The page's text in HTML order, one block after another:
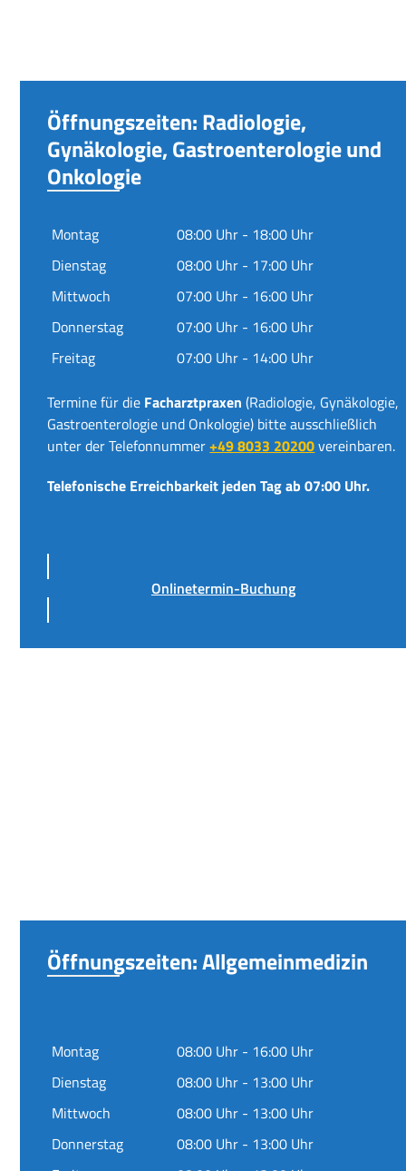
Öffnungszeiten: Radiologie,
Gynäkologie, Gastroenterologie und
Onkologie
Montag
08:00 Uhr - 18:00 Uhr
Dienstag
08:00 Uhr - 17:00 Uhr
Mittwoch
07:00 Uhr - 16:00 Uhr
Donnerstag
07:00 Uhr - 16:00 Uhr
Freitag
07:00 Uhr - 14:00 Uhr
Termine für die Facharztpraxen (Radiologie, Gynäkologie,
Gastroenterologie und Onkologie) bitte ausschließlich
unter der Telefonnummer+49 8033 20200vereinbaren.
Telefonische Erreichbarkeit jeden Tag ab 07:00 Uhr.
Onlinetermin-Buchung
Öffnungszeiten: Allgemeinmedizin
Montag
08:00 Uhr - 16:00 Uhr
Dienstag
08:00 Uhr - 13:00 Uhr
Mittwoch
08:00 Uhr - 13:00 Uhr
Donnerstag
08:00 Uhr - 13:00 Uhr